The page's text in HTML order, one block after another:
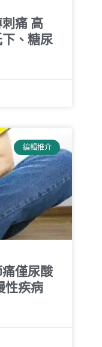
痛 高
、糖尿
編輯推介
僅尿酸
性疾病